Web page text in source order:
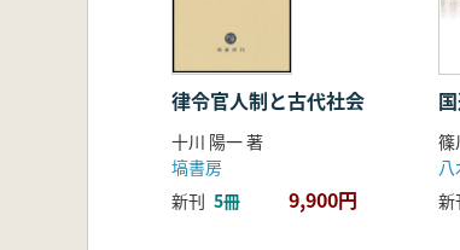
一 穎稲の単位としての「
二 九年駿河帳と十年駿河
むすび
四 不動酒
はじめに
一 長門帳の大税不動酒
二 大税帳の酒
律令官人制と古代社会
十川 陽一 著
塙書房
新刊 5冊 9,900円
新